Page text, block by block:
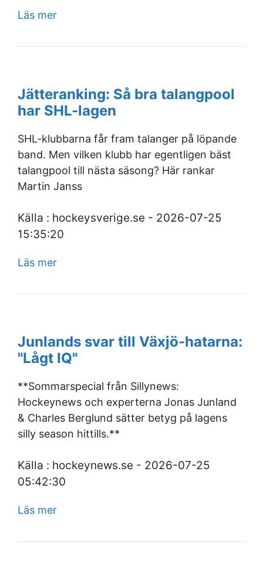
Läs mer
Jätteranking: Så bra talangpool
har SHL-lagen
SHL-klubbarna får fram talanger på löpande
band. Men vilken klubb har egentligen bäst
talangpool till nästa säsong? Här rankar
Martin Janss
Källa : hockeysverige.se - 2026-07-25
15:35:20
Läs mer
Junlands svar till Växjö-hatarna:
"Lågt IQ"
**Sommarspecial från Sillynews:
Hockeynews och experterna Jonas Junland
& Charles Berglund sätter betyg på lagens
silly season hittills.**
Källa : hockeynews.se - 2026-07-25
05:42:30
Läs mer